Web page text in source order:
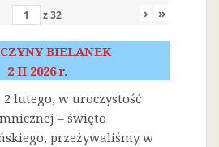
z32 › »
BIELANEK
2 II 2026 r.
2 lutego, w uroczystość
– święto
przeżywaliśmy w